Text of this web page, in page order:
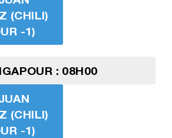
(CHILI)
-1)
: 08H00
(CHILI)
-1)